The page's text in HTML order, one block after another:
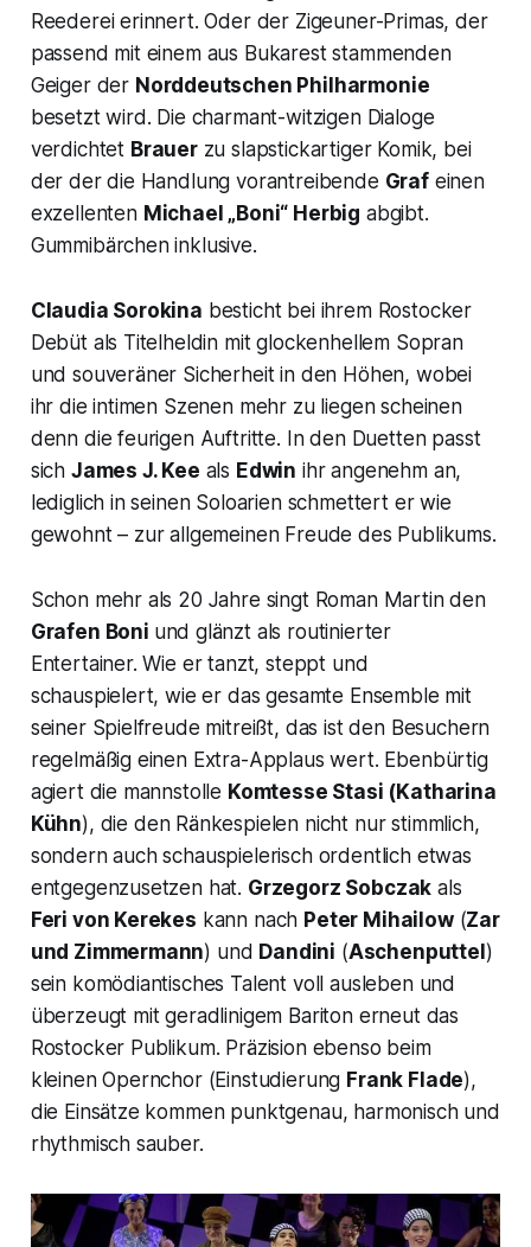
Reederei erinnert. Oder der Zigeuner-Primas, der
passend mit einem aus Bukarest stammenden
Geiger der Norddeutschen Philharmonie
besetzt wird. Die charmant-witzigen Dialoge
verdichtet Brauerzu slapstickartiger Komik, bei
der der die Handlung vorantreibende Grafeinen
exzellenten Michael „Boni“ Herbig abgibt.
Gummibärchen inklusive.
Claudia Sorokina besticht bei ihrem Rostocker
Debüt als Titelheldin mit glockenhellem Sopran
und souveräner Sicherheit in den Höhen, wobei
ihr die intimen Szenen mehr zu liegen scheinen
denn die feurigen Auftritte. In den Duetten passt
sich James J. Kee als Edwin ihr angenehm an,
lediglich in seinen Soloarien schmettert er wie
gewohnt – zur allgemeinen Freude des Publikums.
Schon mehr als 20 Jahre singt Roman Martin den
Grafen Boni und glänzt als routinierter
Entertainer. Wie er tanzt, steppt und
schauspielert, wie er das gesamte Ensemble mit
seiner Spielfreude mitreißt, das ist den Besuchern
regelmäßig einen Extra-Applaus wert. Ebenbürtig
agiert die mannstolle Komtesse Stasi (Katharina
Kühn), die den Ränkespielen nicht nur stimmlich,
sondern auch schauspielerisch ordentlich etwas
entgegenzusetzen hat. Grzegorz Sobczak als
Feri von Kerekes kann nach Peter Mihailow(Zar
und Zimmermann) und Dandini (Aschenputtel )
sein komödiantisches Talent voll ausleben und
überzeugt mit geradlinigem Bariton erneut das
Rostocker Publikum. Präzision ebenso beim
kleinen Opernchor (Einstudierung Frank Flade),
die Einsätze kommen punktgenau, harmonisch und
rhythmisch sauber.